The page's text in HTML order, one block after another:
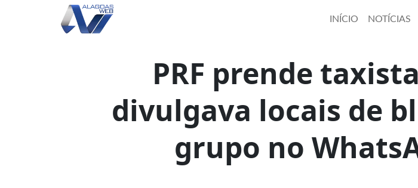
INÍCIO NOTÍCIAS
PRF prende
divulgava locais de
grupo no